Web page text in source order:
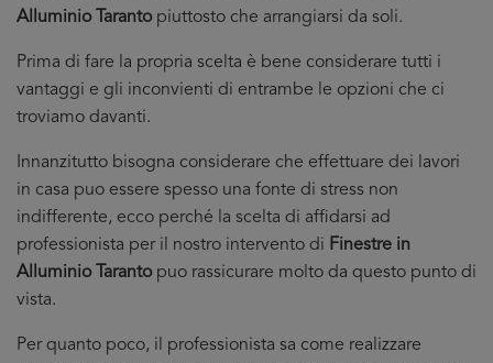
Alluminio Tarantopiuttosto che arrangiarsi da soli.
Prima di fare la propria scelta è bene considerare tutti i
vantaggi e gli inconvienti di entrambe le opzioni che ci
troviamo davanti.
Innanzitutto bisogna considerare che effettuare dei lavori
in casa puo essere spesso una fonte di stress non
indifferente, ecco perché la scelta di affidarsi ad
professionista per il nostro intervento di Finestre in
Alluminio Taranto puo rassicurare molto da questo punto di
vista.
Per quanto poco, il professionista sa come realizzare